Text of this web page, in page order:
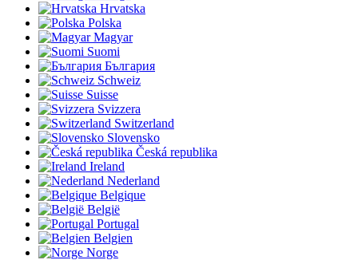
Hrvatska
Polska
Magyar
Suomi
България
Schweiz
Suisse
Svizzera
Switzerland
Slovensko
Česká republika
Ireland
Nederland
Belgique
België
Portugal
Belgien
Norge